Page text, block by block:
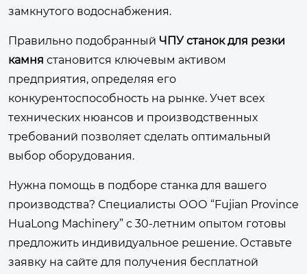
замкнутого водоснабжения.
Правильно подобранный ЧПУ станок для резки
камня становится ключевым активом
предприятия, определяя его
конкурентоспособность на рынке. Учет всех
технических нюансов и производственных
требований позволяет сделать оптимальный
выбор оборудования.
Нужна помощь в подборе станка для вашего
производства? Специалисты ООО “Fujian Province
HuaLong Machinery” с 30-летним опытом готовы
предложить индивидуальное решение. Оставьте
заявку на сайте для получения бесплатной